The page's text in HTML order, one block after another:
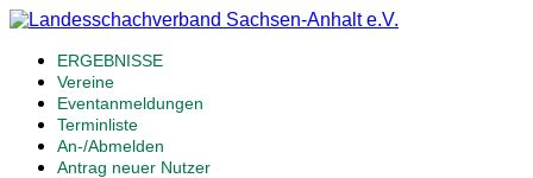
ERGEBNISSE
Vereine
Eventanmeldungen
Terminliste
An-/Abmelden
Antrag neuer Nutzer